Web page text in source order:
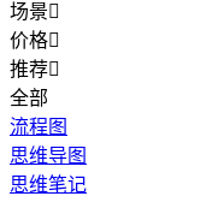
场景
价格
推荐
全部
流程图
思维导图
思维笔记